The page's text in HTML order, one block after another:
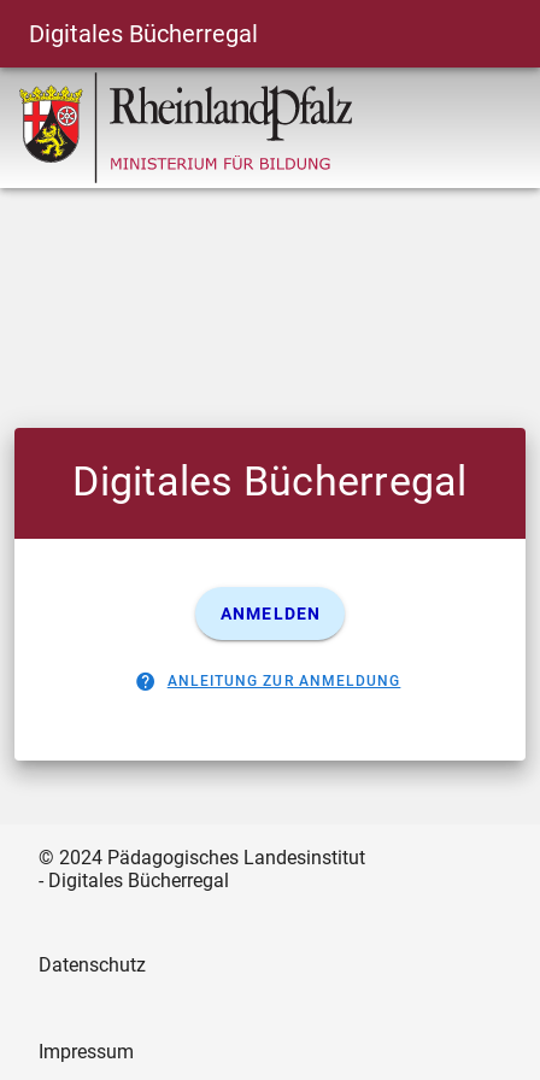
Digitales Bücherregal
Digitales Bücherregal
ANMELDEN
ANLEITUNG ZUR ANMELDUNG
© 2024 Pädagogisches Landesinstitut
- Digitales Bücherregal
Datenschutz
Impressum